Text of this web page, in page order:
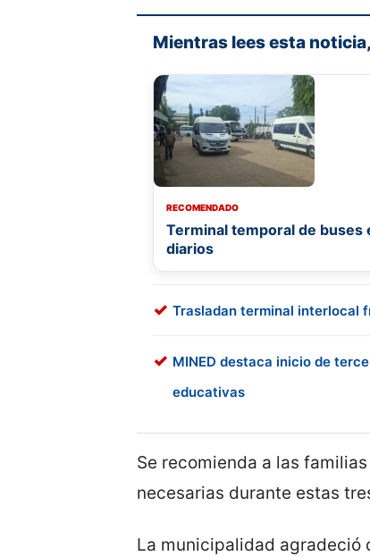
Mientras lees esta
RECOMENDADO
Terminal temporal de buses
diarios
Trasladan terminal interlocal
MINED destaca inicio de
educativas
Se recomienda a las
necesarias durante estas
La municipalidad agradeció